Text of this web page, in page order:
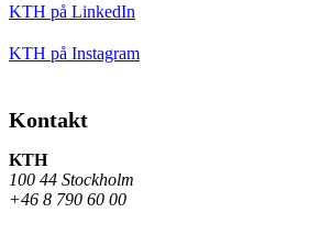
KTH på LinkedIn
KTH på Instagram
Kontakt
KTH
100 44 Stockholm
+46 8 790 60 00